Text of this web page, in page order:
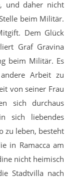
und daher nicht
beim Militär.
Dem Glück
Graf Gravina
beim Militär. Es
Arbeit zu
von seiner Frau
sich durchaus
sich liebendes
zu leben, besteht
in Ramacca am
nicht heimisch
Stadtvilla nach